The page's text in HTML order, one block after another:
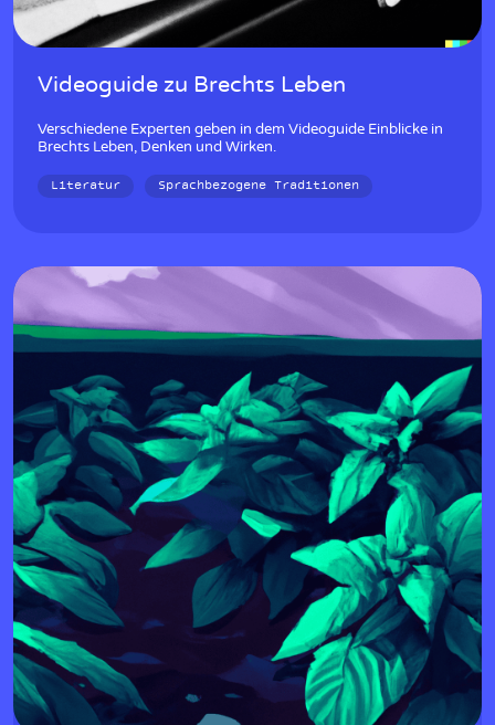
Videoguide zu Brechts Leben
Verschiedene Experten geben in dem Videoguide Einblicke in
Brechts Leben, Denken und Wirken.
Literatur Sprachbezogene Traditionen